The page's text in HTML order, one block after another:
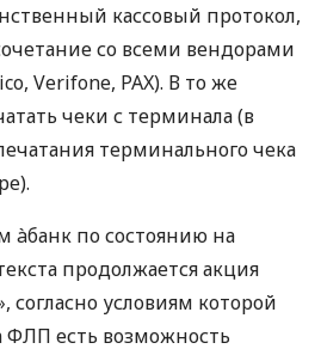
кассовый протокол,
со всеми вендорами
Verifone, PAX). В то же
чеки с терминала (в
терминального чека
по состоянию на
продолжается акция
согласно условиям которой
ФЛП есть возможность